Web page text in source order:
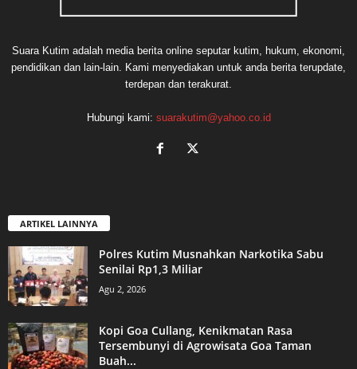
Suara Kutim adalah media berita online seputar kutim, hukum, ekonomi,
pendidikan dan lain-lain. Kami menyediakan untuk anda berita terupdate,
terdepan dan terakurat.
Hubungi kami: suarakutim@yahoo.co.id
ARTIKEL LAINNYA
Polres Kutim Musnahkan Narkotika Sabu
Senilai Rp1,3 Miliar
Agu 2, 2026
Kopi Goa Cullang, Kenikmatan Rasa
Tersembunyi di Agrowisata Goa Taman
Buah...